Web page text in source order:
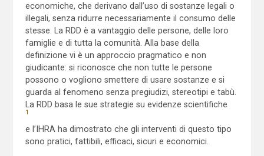
economiche, che derivano dall’uso di sostanze legali o
illegali, senza ridurre necessariamente il consumo delle
stesse. La RDD è a vantaggio delle persone, delle loro
famiglie e di tutta la comunità. Alla base della
definizione vi è un approccio pragmatico e non
giudicante: si riconosce che non tutte le persone
possono o vogliono smettere di usare sostanze e si
guarda al fenomeno senza pregiudizi, stereotipi e tabù.
La RDD basa le sue strategie su evidenze scientifiche
1
e l’IHRA ha dimostrato che gli interventi di questo tipo
sono pratici, fattibili, efficaci, sicuri e economici